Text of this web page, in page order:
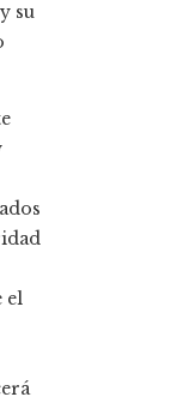
su
el